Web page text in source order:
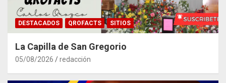
DESTACADOS QROFACTS SITIOS
La Capilla de San Gregorio
05/08/2026 redacción